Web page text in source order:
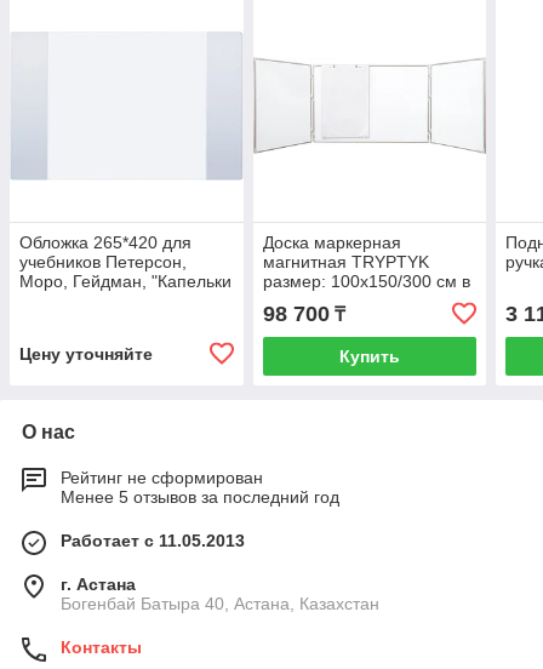
Обложка 265*420 для
учебников Петерсон,
Моро, Гейдман, "Капельки
Цену уточняйте
Доска маркерная
магнитная TRYPTYK
размер: 100х150/300 см в
алюминиевой рамке E-
Line 2x3 (Польша)
98 700₸
Купить
3
О нас
Рейтинг не сформирован
Менее 5 отзывов за последний год
Работает с 11.05.2013
г. Астана
Богенбай Батыра 40, Астана, Казахстан
Контакты